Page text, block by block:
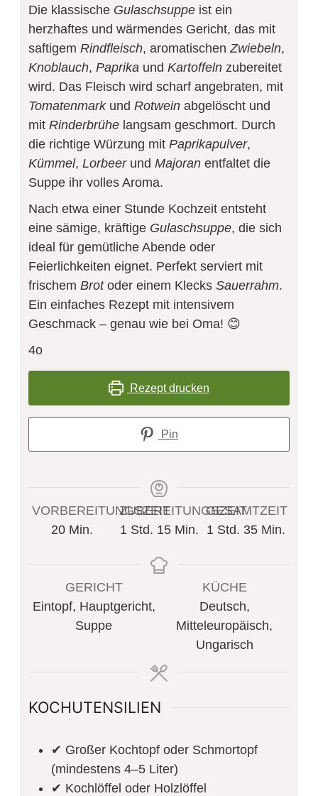
Die klassische Gulaschsuppe ist ein
herzhaftes und wärmendes Gericht, das mit
saftigem Rindfleisch, aromatischenZwiebeln,
Knoblauch, Paprika und Kartoffeln zubereitet
wird. Das Fleisch wird scharf angebraten, mit
Tomatenmarkund Rotwein abgelöscht und
mit Rinderbrühe langsam geschmort. Durch
die richtige Würzung mit Paprikapulver,
Kümmel, Lorbeerund Majoran entfaltet die
Suppe ihr volles Aroma.
Nach etwa einer Stunde Kochzeit entsteht
eine sämige, kräftige Gulaschsuppe, die sich
ideal für gemütliche Abende oder
Feierlichkeiten eignet. Perfekt serviert mit
frischem Brotoder einem Klecks Sauerrahm.
Ein einfaches Rezept mit intensivem
Geschmack – genau wie bei Oma! 😊
4o
Rezept drucken
Pin
VORBEREITUNGSZEIT
20Minuten
Min.
ZUBEREITUNGSZEIT
1Stunde
Std. 15Minuten
Min.
GESAMTZEIT
1 Stunde
Std. 35Minuten
Min.
GERICHT
Eintopf, Hauptgericht,
Suppe
KÜCHE
Deutsch,
Mitteleuropäisch,
Ungarisch
KOCHUTENSILIEN
✔ Großer Kochtopf oder Schmortopf
(mindestens 4–5 Liter)
✔ Kochlöffel oder Holzlöffel